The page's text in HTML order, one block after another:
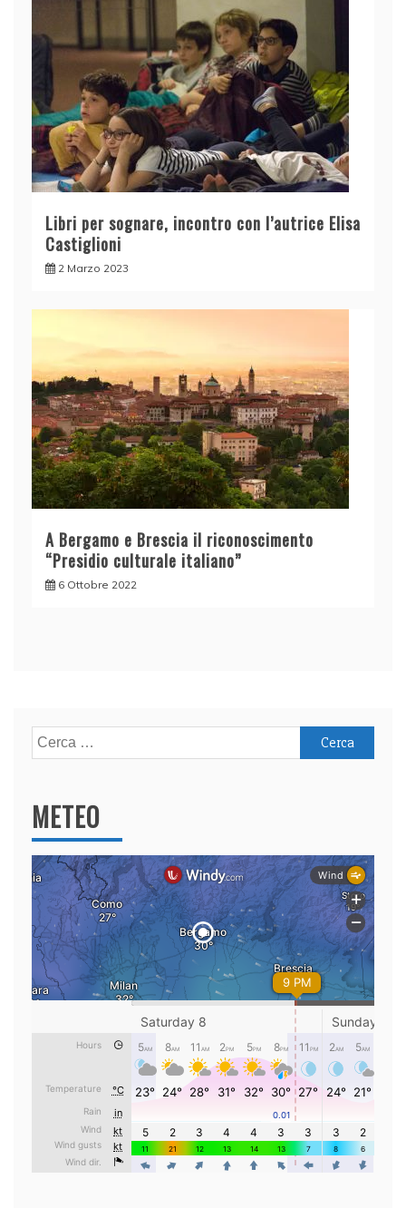
Libri per sognare, incontro con l’autrice Elisa
Castiglioni
2 Marzo 2023
A Bergamo e Brescia il riconoscimento
“Presidio culturale italiano”
6 Ottobre 2022
Ricerca
per:
METEO